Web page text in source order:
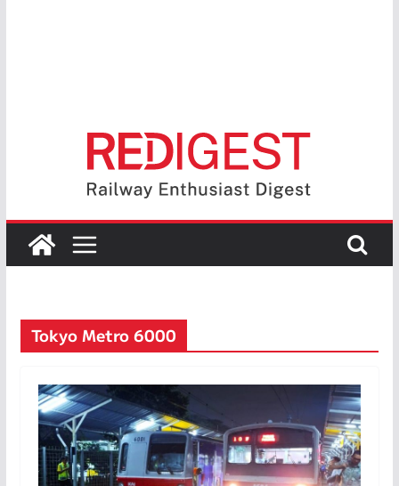
Tokyo Metro 6000